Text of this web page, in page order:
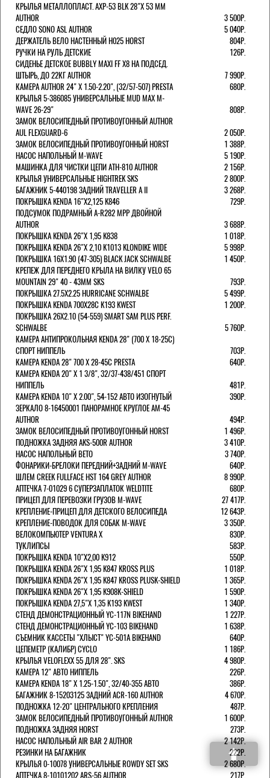
КРЫЛЬЯ МЕТАЛЛОПЛАСТ. AXP-53 BLK 28"Х 53 ММ
AUTHOR
3 500Р.
СЕДЛО SONO ASL AUTHOR
5 040Р.
ДЕРЖАТЕЛЬ ВЕЛО НАСТЕННЫЙ H025 HORST
804Р.
РУЧКИ НА РУЛЬ ДЕТСКИЕ
126Р.
СИДЕНЬЕ ДЕТСКОЕ BUBBLY MAXI FF X8 НА ПОДСЕД.
ШТЫРЬ, ДО 22КГ AUTHOR
7 990Р.
КАМЕРА AUTHOR 24" Х 1.50-2.20", (32/57-507) PRESTA
680Р.
КРЫЛЬЯ 5-386085 УНИВЕРСАЛЬНЫЕ MUD MAX M-
WAVE 26-29"
808Р.
ЗАМОК ВЕЛОСИПЕДНЫЙ ПРОТИВОУГОННЫЙ AUTHOR
AUL FLEXGUARD-6
2 050Р.
ЗАМОК ВЕЛОСИПЕДНЫЙ ПРОТИВОУГОННЫЙ HORST
1 388Р.
НАСОС НАПОЛЬНЫЙ M-WAVE
5 190Р.
МАШИНКА ДЛЯ ЧИСТКИ ЦЕПИ ATH-810 AUTHOR
2 156Р.
КРЫЛЬЯ УНИВЕРСАЛЬНЫЕ HIGHTREK SKS
2 800Р.
БАГАЖНИК 5-440198 ЗАДНИЙ TRAVELLER A II
3 268Р.
ПОКРЫШКА KENDA 16"Х2,125 K846
729Р.
ПОДСУМОК ПОДРАМНЫЙ A-R282 MPP ДВОЙНОЙ
AUTHOR
3 688Р.
ПОКРЫШКА KENDA 26"Х 1,95 K838
1 018Р.
ПОКРЫШКА KENDA 26"Х 2,10 K1013 KLONDIKE WIDE
5 998Р.
ПОКРЫШКА 16X1.90 (47-305) BLACK JACK SCHWALBE
1 450Р.
КРЕПЕЖ ДЛЯ ПЕРЕДНЕГО КРЫЛА НА ВИЛКУ VELO 65
MOUNTAIN 29" 40 - 43ММ SKS
793Р.
ПОКРЫШКА 27.5X2.25 HURRICANE SCHWALBE
5 499Р.
ПОКРЫШКА KENDA 700Х28С K193 KWEST
1 200Р.
ПОКРЫШКА 26X2.10 (54-559) SMART SAM PLUS PERF.
SCHWALBE
5 760Р.
КАМЕРА АНТИПРОКОЛЬНАЯ KENDA 28" (700 Х 18-25C)
СПОРТ НИППЕЛЬ
703Р.
КАМЕРА KENDA 28" 700 Х 28-45С PRESTA
640Р.
КАМЕРА KENDA 20" Х 1 3/8", 32/37-438/451 СПОРТ
НИППЕЛЬ
481Р.
КАМЕРА KENDA 10" Х 2.00", 54-152 АВТО ИЗОГНУТЫЙ
390Р.
ЗЕРКАЛО 8-16450001 ПАНОРАМНОЕ КРУГЛОЕ AM-45
AUTHOR
494Р.
ЗАМОК ВЕЛОСИПЕДНЫЙ ПРОТИВОУГОННЫЙ HORST
1 496Р.
ПОДНОЖКА ЗАДНЯЯ AKS-500R AUTHOR
3 410Р.
НАСОС НАПОЛЬНЫЙ BETO
3 740Р.
ФОНАРИКИ-БРЕЛОКИ ПЕРЕДНИЙ+ЗАДНИЙ M-WAVE
640Р.
ШЛЕМ CREEK FULLFACE HST 164 GREY AUTHOR
8 990Р.
АПТЕЧКА 7-01029 6 СУПЕРЗАПЛАТОК WELDTITE
680Р.
ПРИЦЕП ДЛЯ ПЕРЕВОЗКИ ГРУЗОВ M-WAVE
27 417Р.
КРЕПЛЕНИЕ-ПРИЦЕП ДЛЯ ДЕТСКОГО ВЕЛОСИПЕДА
12 643Р.
КРЕПЛЕНИЕ-ПОВОДОК ДЛЯ СОБАК M-WAVE
3 350Р.
ВЕЛОКОМПЬЮТЕР VENTURA Х
830Р.
ТУКЛИПСЫ
583Р.
ПОКРЫШКА KENDA 10"Х2,00 K912
550Р.
ПОКРЫШКА KENDA 26"Х 1,95 K847 KROSS PLUS
1 018Р.
ПОКРЫШКА KENDA 26"Х 1,95 K847 KROSS PLUSK-SHIELD
1 365Р.
ПОКРЫШКА KENDA 26"Х 1,95 K908K-SHIELD
1 590Р.
ПОКРЫШКА KENDA 27,5"Х 1,35 K193 KWEST
1 340Р.
СТЕНД ДЕМОНСТРАЦИОННЫЙ YC-117N BIKEHAND
1 227Р.
СТЕНД ДЕМОНСТРАЦИОННЫЙ YC-103 BIKEHAND
1 638Р.
СЪЕМНИК КАССЕТЫ "ХЛЫСТ" YC-501A BIKEHAND
640Р.
ЦЕПЕМЕТР (КАЛИБР) CYCLO
1 186Р.
КРЫЛЬЯ VELOFLEXX 55 ДЛЯ 28". SKS
4 980Р.
КАМЕРА 12" АВТО НИППЕЛЬ
226Р.
КАМЕРА KENDA 18" Х 1.25-1.50", 32/40-355 АВТО
386Р.
БАГАЖНИК 8-15203125 ЗАДНИЙ ACR-160 AUTHOR
4 670Р.
ПОДНОЖКА 12-20" ЦЕНТРАЛЬНОГО КРЕПЛЕНИЯ
487Р.
ЗАМОК ВЕЛОСИПЕДНЫЙ ПРОТИВОУГОННЫЙ AUTHOR
1 600Р.
ПОДНОЖКА ЗАДНЯЯ HORST
273Р.
НАСОС НАПОЛЬНЫЙ AIR BAR 2 AUTHOR
2 142Р.
РЕЗИНКИ НА БАГАЖНИК
222Р.
КРЫЛЬЯ 0-10078 УНИВЕРСАЛЬНЫЕ ROWDY SET SKS
2 680Р.
АПТЕЧКА 8-10101202 ARS-56 AUTHOR
217Р.